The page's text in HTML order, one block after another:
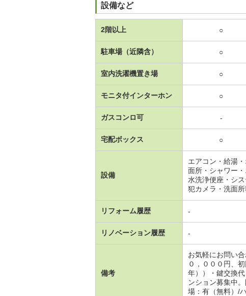
設備など
2階以上 ○
駐車場（近隣含） ○
室内洗濯機置き場 ○
モニタ付インターホン ○
ガスコンロ可 -
宅配ボックス ○
設備
エアコン・給湯
面所・シャワー
水洗浄便座・シ
犯カメラ・洗面
リフォーム履歴 -
リノベーション履歴 -
備考
お気軽にお問い
０，０００円、
年））・鍵交換
ンション募集中
場：有（無料）/